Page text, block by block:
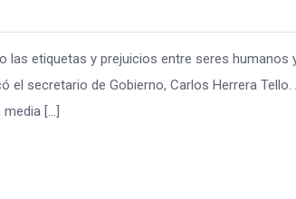
las etiquetas y prejuicios entre seres humanos
el secretario de Gobierno, Carlos Herrera
[…]